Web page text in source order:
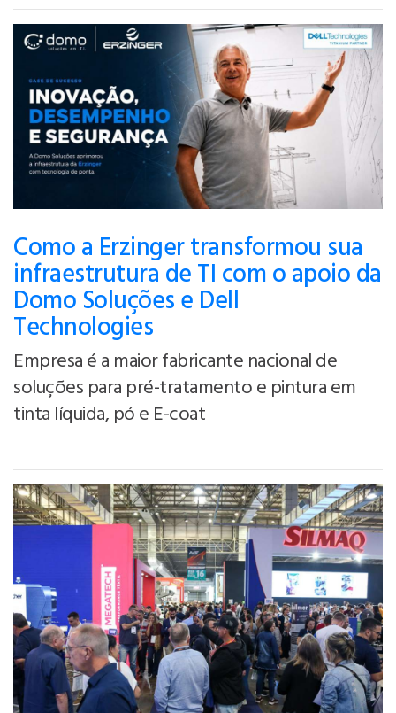
Como a Erzinger transformou sua
infraestrutura de TI com o apoio da
Domo Soluções e Dell
Technologies
Empresa é a maior fabricante nacional de
soluções para pré-tratamento e pintura em
tinta líquida, pó e E-coat